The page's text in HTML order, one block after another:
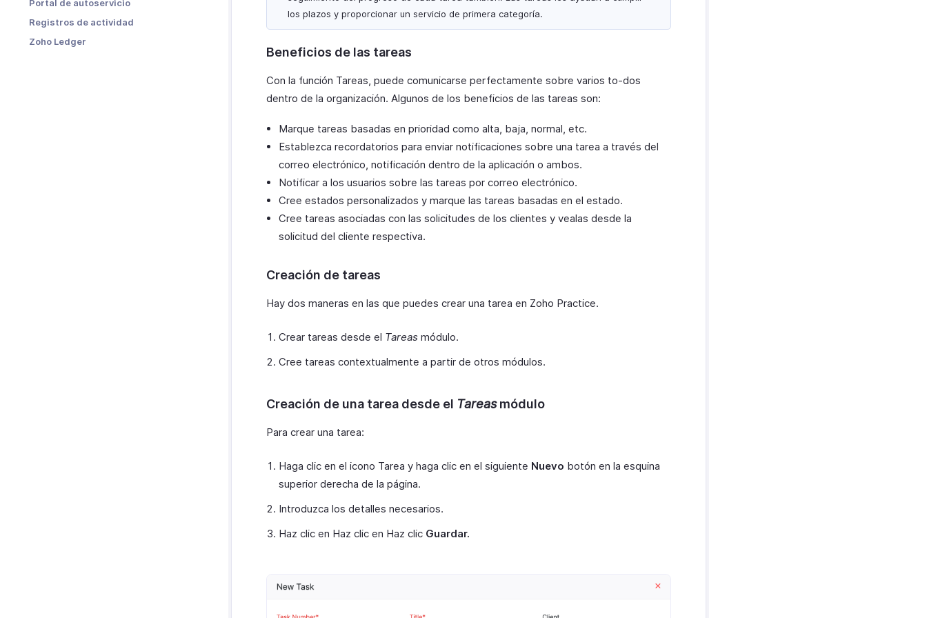
Otras acciones
Portal de autoservicio
Registros de actividad
Zoho Ledger
los plazos y proporcionar un servicio de primera categoría.
Beneficios de las tareas
Con la función Tareas, puede comunicarse perfectamente sobre varios to-dos
dentro de la organización. Algunos de los beneficios de las tareas son:
Marque tareas basadas en prioridad como alta, baja, normal, etc.
Establezca recordatorios para enviar notificaciones sobre una tarea a través del
correo electrónico, notificación dentro de la aplicación o ambos.
Notificar a los usuarios sobre las tareas por correo electrónico.
Cree estados personalizados y marque las tareas basadas en el estado.
Cree tareas asociadas con las solicitudes de los clientes y vealas desde la
solicitud del cliente respectiva.
Creación de tareas
Hay dos maneras en las que puedes crear una tarea en Zoho Practice.
Crear tareas desde el Tareas módulo.
Cree tareas contextualmente a partir de otros módulos.
Creación de una tarea desde el Tareasmódulo
Para crear una tarea:
Haga clic en el icono Tarea y haga clic en el siguiente Nuevo botón en la esquina
superior derecha de la página.
Introduzca los detalles necesarios.
Haz clic en Haz clic en Haz clic Guardar.